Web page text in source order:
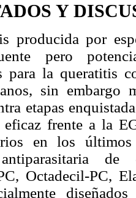
Y
producida por
pero
para la queratitis
sin embargo
etapas
eficaz frente a la
en los
de
Octadecil-PC,